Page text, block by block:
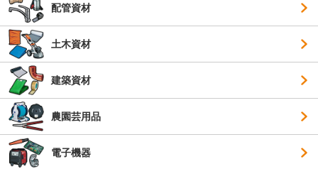
配管資材
土木資材
建築資材
農園芸用品
電子機器